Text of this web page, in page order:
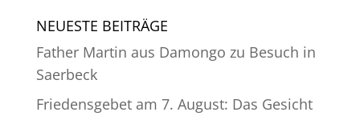
NEUESTE BEITRÄGE
Father Martin aus Damongo zu Besuch in
Saerbeck
Friedensgebet am 7. August: Das Gesicht